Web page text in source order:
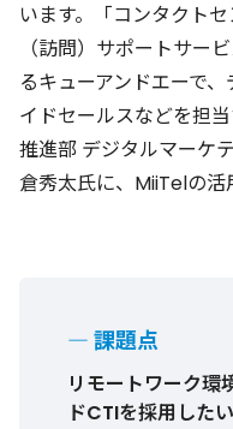
います。「コンタクト
（訪問）サポートサー
るキューアンドエーで
イドセールスなどを担
推進部 デジタルマーケ
倉秀太氏に、MiiTelの活
― 課題点
リモートワーク環
ドCTIを採用したい